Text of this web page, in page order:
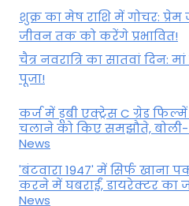
शुक्र का मेष राशि में गोचर:
जीवन तक को करेंगे प्रभावित!
चैत्र नवरात्रि का सातवां दिन:
पूजा!
कर्ज में डूबी एक्ट्रेस C ग्रेड
चलाने को किए समझौते, बोली-
News
'बंटवारा 1947' में सिर्फ खाना
करने में घबराईं, डायरेक्टर का
News